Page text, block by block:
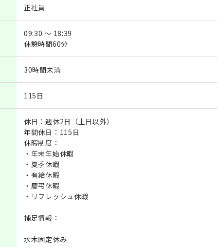
正社員
09:30 ～ 18:39
休憩時間60分
30時間未満
115日
休日：週休2日（土日以外）
年間休日：115日
休暇制度：
・年末年始休暇
・夏季休暇
・有給休暇
・慶弔休暇
・リフレッシュ休暇
補足情報：
水木固定休み